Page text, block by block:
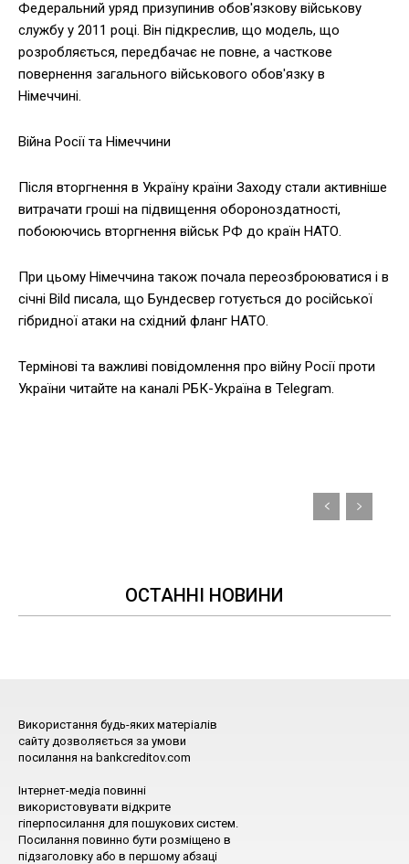
Федеральний уряд призупинив обов'язкову військову
службу у 2011 році. Він підкреслив, що модель, що
розробляється, передбачає не повне, а часткове
повернення загального військового обов'язку в
Німеччині.
Війна Росії та Німеччини
Після вторгнення в Україну країни Заходу стали активніше
витрачати гроші на підвищення обороноздатності,
побоюючись вторгнення військ РФ до країн НАТО.
При цьому Німеччина також почала переозброюватися і в
січні Bild писала, що Бундесвер готується до російської
гібридної атаки на східний фланг НАТО.
Термінові та важливі повідомлення про війну Росії проти
України читайте на каналі РБК-Україна в Telegram.
ОСТАННІ НОВИНИ
Використання будь-яких матеріалів
сайту дозволяється за умови
посилання на bankcreditov.com
Інтернет-медіа повинні
використовувати відкрите
гіперпосилання для пошукових систем.
Посилання повинно бути розміщено в
підзаголовку або в першому абзаці